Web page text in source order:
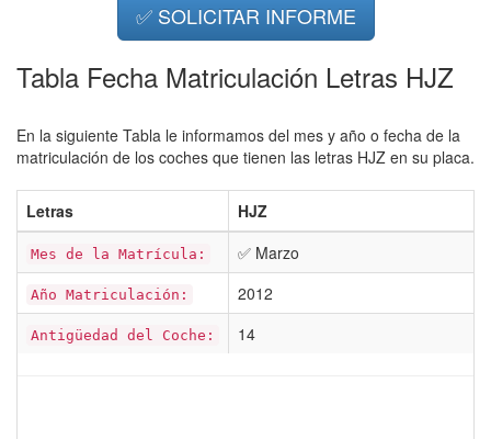
✅ SOLICITAR INFORME
Tabla Fecha Matriculación Letras HJZ
En la siguiente Tabla le informamos del mes y año o fecha de la
matriculación de los coches que tienen las letras HJZ en su placa.
Letras HJZ
Mes de la Matrícula: ✅ Marzo
Año Matriculación: 2012
Antigüedad del Coche: 14